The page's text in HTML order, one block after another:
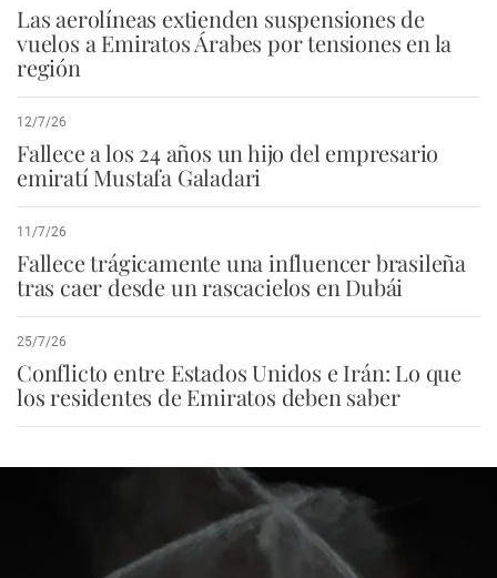
Las aerolíneas extienden suspensiones de
vuelos a Emiratos Árabes por tensiones en la
región
12/7/26
Fallece a los 24 años un hijo del empresario
emiratí Mustafa Galadari
11/7/26
Fallece trágicamente una influencer brasileña
tras caer desde un rascacielos en Dubái
25/7/26
Conflicto entre Estados Unidos e Irán: Lo que
los residentes de Emiratos deben saber